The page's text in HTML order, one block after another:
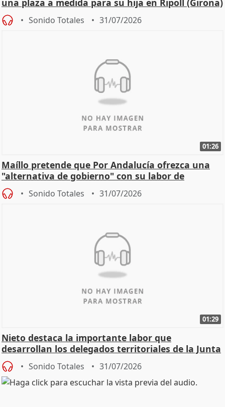
una plaza a medida para su hija en Ripoll (Girona)
Sonido Totales 31/07/2026
01:26
Maíllo pretende que Por Andalucía ofrezca una
"alternativa de gobierno" con su labor de
oposición
Sonido Totales 31/07/2026
01:29
Nieto destaca la importante labor que
desarrollan los delegados territoriales de la Junta
Sonido Totales 31/07/2026